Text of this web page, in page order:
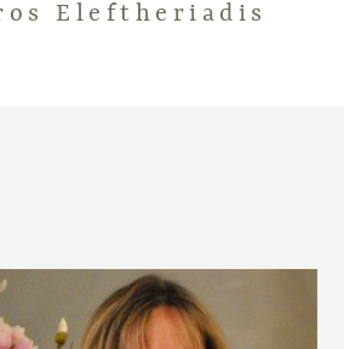
Eleftheriadis